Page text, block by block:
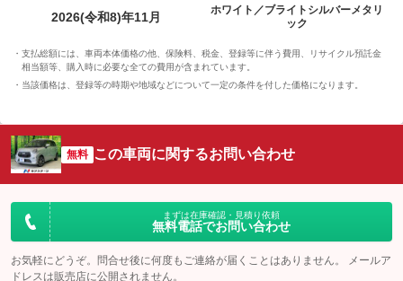
2026(令和8)年11月
ホワイト／ブライトシルバーメタリ
ック
支払総額には、車両本体価格の他、保険料、税金、登録等に伴う費用、リサイクル預託金
相当額等、購入時に必要な全ての費用が含まれています。
当該価格は、登録等の時期や地域などについて一定の条件を付した価格になります。
無料 この車両に関するお問い合わせ
まずは在庫確認・見積り依頼
無料電話でお問い合わせ
お気軽にどうぞ。問合せ後に何度もご連絡が届くことはありません。 メールア
ドレスは販売店に公開されません。